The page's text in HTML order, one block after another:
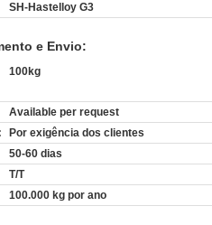
SH-Hastelloy G3
e Envio:
100kg
Available per request
Por exigência dos clientes
50-60 dias
T/T
100.000 kg por ano